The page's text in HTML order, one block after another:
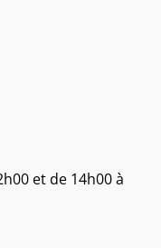
et de 14h00 à